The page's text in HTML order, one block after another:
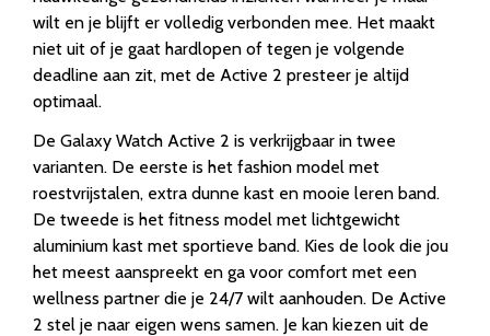
wilt en je blijft er volledig verbonden mee. Het maakt
niet uit of je gaat hardlopen of tegen je volgende
deadline aan zit, met de Active 2 presteer je altijd
optimaal.
De Galaxy Watch Active 2 is verkrijgbaar in twee
varianten. De eerste is het fashion model met
roestvrijstalen, extra dunne kast en mooie leren band.
De tweede is het fitness model met lichtgewicht
aluminium kast met sportieve band. Kies de look die jou
het meest aanspreekt en ga voor comfort met een
wellness partner die je 24/7 wilt aanhouden. De Active
2 stel je naar eigen wens samen. Je kan kiezen uit de